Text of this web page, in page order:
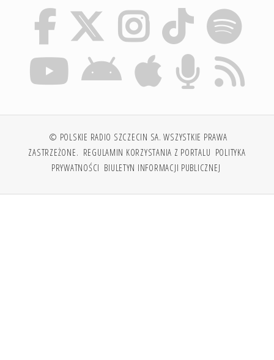
© POLSKIE RADIO SZCZECIN SA. WSZYSTKIE PRAWA
ZASTRZEŻONE. REGULAMIN KORZYSTANIA Z PORTALU POLITYKA
PRYWATNOŚCI BIULETYN INFORMACJI PUBLICZNEJ